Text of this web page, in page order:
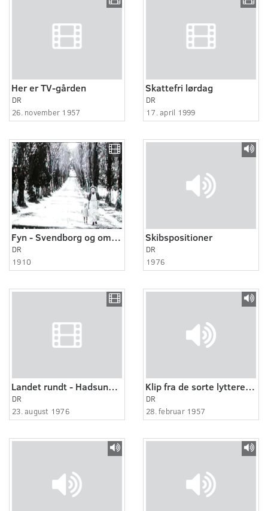
Her er TV-gården
DR
26. november 1957
Skattefri lørdag
DR
17. april 1999
Fyn - Svendborg og omegn ca. 1910
DR
1910
Skibspositioner
DR
1976
Landet rundt - Hadsundbroen, ny bro i korte glimt
DR
23. august 1976
Klip fra de sorte lyttere (2)
DR
28. februar 1957